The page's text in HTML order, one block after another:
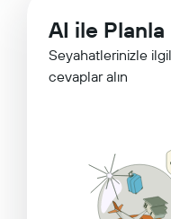
AI ile Planla
Seyahatlerinizle
cevaplar alın